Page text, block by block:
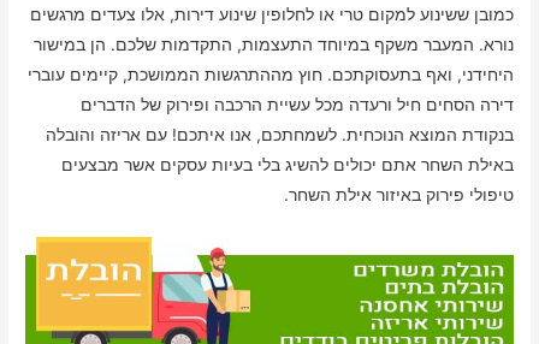
כמובן ששינוע למקום טרי או לחלופין שינוע דירות, אלו צעדים מרגשים
נורא. המעבר משקף במיוחד התעצמות, התקדמות שלכם. הן במישור
היחידני, ואף בתעסוקתכם. חוץ מההתרגשות הממושכת, קיימים עוברי
דירה הסחים חיל ורעדה מכל עשיית הרכבה ופירוק של הדברים
בנקודת המוצא הנוכחית. לשמחתכם, אנו איתכם! עם אריזה והובלה
באילת השחר אתם יכולים להשיג בלי בעיות עסקים אשר מבצעים
טיפולי פירוק באיזור אילת השחר.